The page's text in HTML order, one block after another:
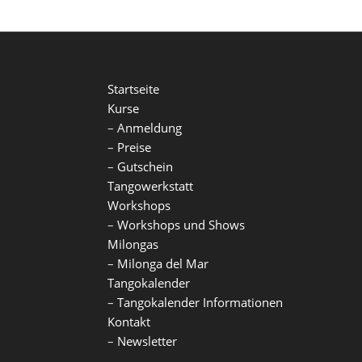
Startseite
Kurse
– Anmeldung
– Preise
– Gutschein
Tangowerkstatt
Workshops
– Workshops und Shows
Milongas
– Milonga del Mar
Tangokalender
– Tangokalender Informationen
Kontakt
– Newsletter